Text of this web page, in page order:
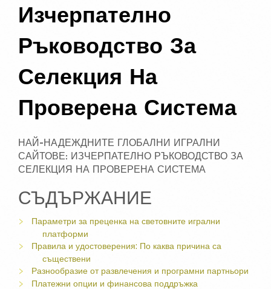
Изчерпателно
Ръководство За
Селекция На
Проверена Система
НАЙ-НАДЕЖДНИТЕ ГЛОБАЛНИ ИГРАЛНИ
САЙТОВЕ: ИЗЧЕРПАТЕЛНО РЪКОВОДСТВО ЗА
СЕЛЕКЦИЯ НА ПРОВЕРЕНА СИСТЕМА
СЪДЪРЖАНИЕ
Параметри за преценка на световните игрални
платформи
Правила и удостоверения: По каква причина са
съществени
Разнообразие от развлечения и програмни партньори
Платежни опции и финансова поддръжка